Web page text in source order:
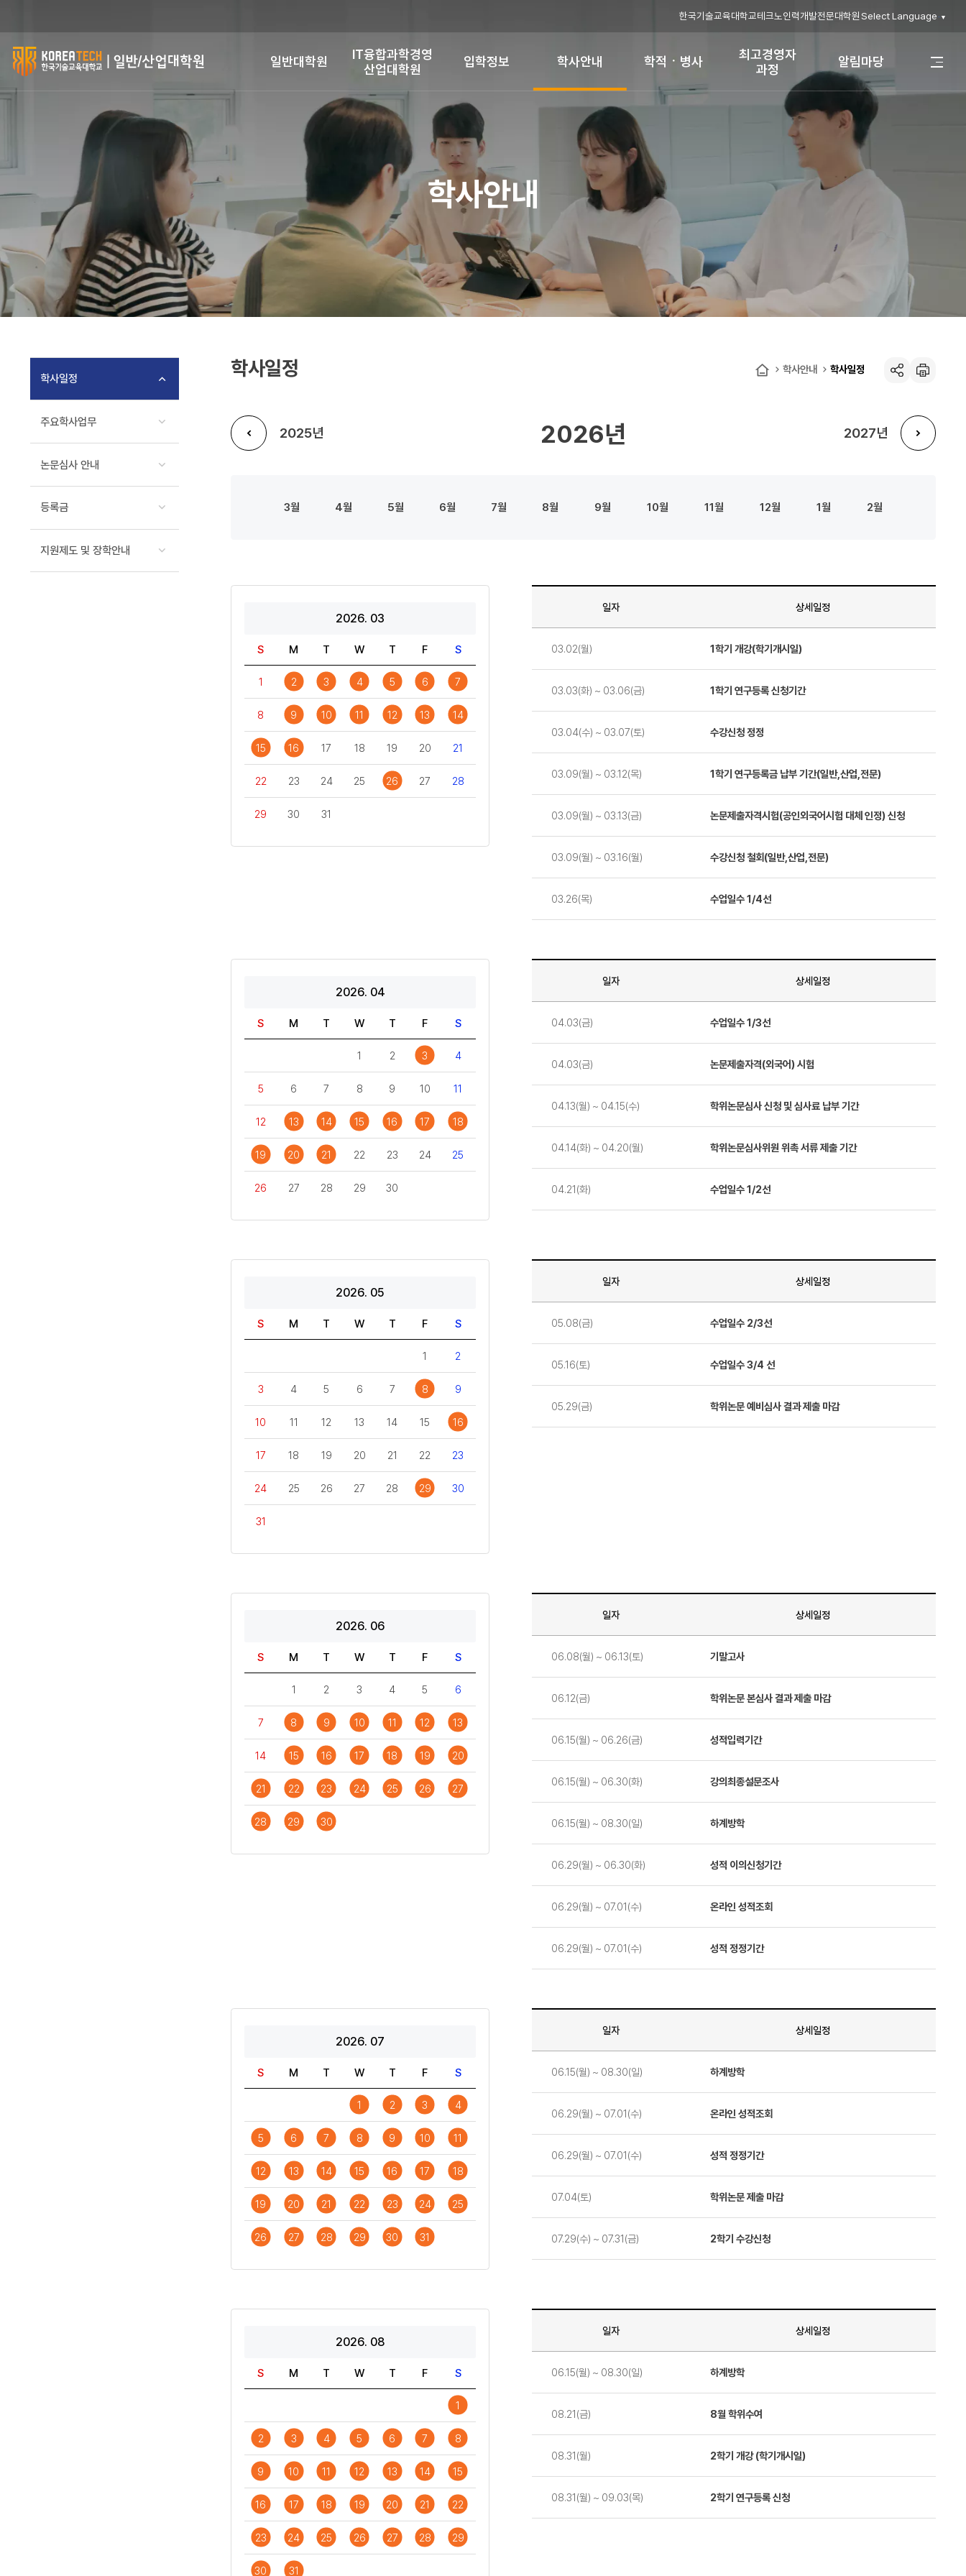
한국기술교육대학교테크노인력개발전문대학원 Select Language ▼
한
국
교
반/
일반대학원
IT융합과학경영
산업대학원
입학정보 학사안내 학적ㆍ병사
최고경영자
과정
알림마당
전
메
학사안내
학사안내 학사일정
학사일정
주요학사업무
논문심사 안내
등록금
지원제도 및 장학안내
학사일정 공유하기
인쇄
2025 2026 2027
3 4 5 6 7 8 9 10 11 12 1 2
2026. 03
S M T W T F S
1 2 3 4 5 6 7
8 9 10 11 12 13 14
15 16 17 18 19 20 21
22 23 24 25 26 27 28
29 30 31
일자 상세일정
03.02(월) 1학기 개강(학기개시일)
03.03(화) ~ 03.06(금) 1학기 연구등록 신청기간
03.04(수) ~ 03.07(토) 수강신청 정정
03.09(월) ~ 03.12(목) 1학기 연구등록금 납부 기간(일반,산업,전문)
03.09(월) ~ 03.13(금) 논문제출자격시험(공인외국어시험 대체 인정) 신청
03.09(월) ~ 03.16(월) 수강신청 철회(일반,산업,전문)
03.26(목) 수업일수 1/4선
2026. 04
S M T W T F S
1 2 3 4
5 6 7 8 9 10 11
12 13 14 15 16 17 18
19 20 21 22 23 24 25
26 27 28 29 30
일자 상세일정
04.03(금) 수업일수 1/3선
04.03(금) 논문제출자격(외국어) 시험
04.13(월) ~ 04.15(수) 학위논문심사 신청 및 심사료 납부 기간
04.14(화) ~ 04.20(월) 학위논문심사위원 위촉 서류 제출 기간
04.21(화) 수업일수 1/2선
2026. 05
S M T W T F S
1 2
3 4 5 6 7 8 9
10 11 12 13 14 15 16
17 18 19 20 21 22 23
24 25 26 27 28 29 30
31
일자 상세일정
05.08(금) 수업일수 2/3선
05.16(토) 수업일수 3/4 선
05.29(금) 학위논문 예비심사 결과 제출 마감
2026. 06
S M T W T F S
1 2 3 4 5 6
7 8 9 10 11 12 13
14 15 16 17 18 19 20
21 22 23 24 25 26 27
28 29 30
일자 상세일정
06.08(월) ~ 06.13(토) 기말고사
06.12(금) 학위논문 본심사 결과 제출 마감
06.15(월) ~ 06.26(금) 성적입력기간
06.15(월) ~ 06.30(화) 강의최종설문조사
06.15(월) ~ 08.30(일) 하계방학
06.29(월) ~ 06.30(화) 성적 이의신청기간
06.29(월) ~ 07.01(수) 온라인 성적조회
06.29(월) ~ 07.01(수) 성적 정정기간
2026. 07
S M T W T F S
1 2 3 4
5 6 7 8 9 10 11
12 13 14 15 16 17 18
19 20 21 22 23 24 25
26 27 28 29 30 31
일자 상세일정
06.15(월) ~ 08.30(일) 하계방학
06.29(월) ~ 07.01(수) 온라인 성적조회
06.29(월) ~ 07.01(수) 성적 정정기간
07.04(토) 학위논문 제출 마감
07.29(수) ~ 07.31(금) 2학기 수강신청
2026. 08
S M T W T F S
1
2 3 4 5 6 7 8
9 10 11 12 13 14 15
16 17 18 19 20 21 22
23 24 25 26 27 28 29
30 31
일자 상세일정
06.15(월) ~ 08.30(일) 하계방학
08.21(금) 8월 학위수여
08.31(월) 2학기 개강 (학기개시일)
08.31(월) ~ 09.03(목) 2학기 연구등록 신청